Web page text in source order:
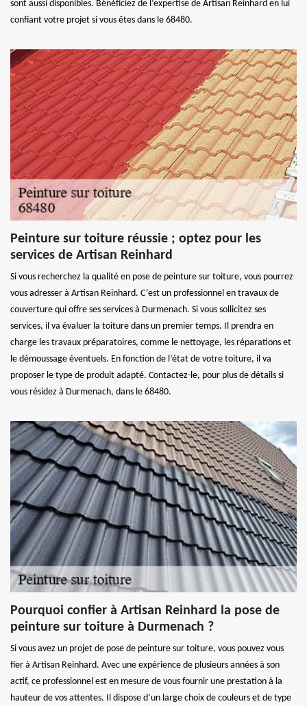
sont aussi disponibles. Bénéficiez de l’expertise de Artisan Reinhard en lui
confiant votre projet si vous êtes dans le 68480.
Peinture sur toiture réussie ; optez pour les
services de Artisan Reinhard
Si vous recherchez la qualité en pose de peinture sur toiture, vous pourrez
vous adresser à Artisan Reinhard. C’est un professionnel en travaux de
couverture qui offre ses services à Durmenach. Si vous sollicitez ses
services, il va évaluer la toiture dans un premier temps. Il prendra en
charge les travaux préparatoires, comme le nettoyage, les réparations et
le démoussage éventuels. En fonction de l’état de votre toiture, il va
proposer le type de produit adapté. Contactez-le, pour plus de détails si
vous résidez à Durmenach, dans le 68480.
Pourquoi confier à Artisan Reinhard la pose de
peinture sur toiture à Durmenach ?
Si vous avez un projet de pose de peinture sur toiture, vous pouvez vous
fier à Artisan Reinhard. Avec une expérience de plusieurs années à son
actif, ce professionnel est en mesure de vous fournir une prestation à la
hauteur de vos attentes. Il dispose d’un large choix de couleurs et de type